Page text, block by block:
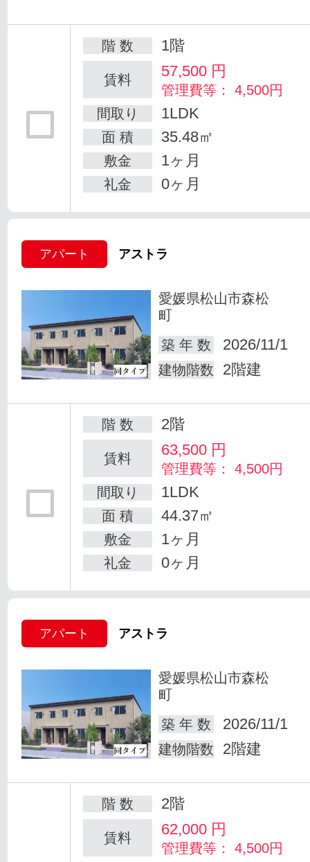
階 数 1階
賃料 57,500 円
管理費等： 4,500円
間取り
1LDK
面 積 35.48㎡
敷金 1ヶ月
礼金 0ヶ月
アパート アストラ
愛媛県松山市森松
町
築 年 数
2026/11/1
建物階数 2階建
階 数 2階
賃料 63,500 円
管理費等： 4,500円
間取り
1LDK
面 積 44.37㎡
敷金 1ヶ月
礼金 0ヶ月
アパート アストラ
愛媛県松山市森松
町
築 年 数
2026/11/1
建物階数 2階建
階 数 2階
賃料 62,000 円
管理費等： 4,500円